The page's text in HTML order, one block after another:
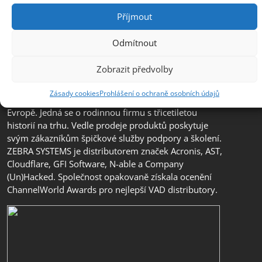
Příjmout
Odmítnout
Zobrazit předvolby
Zásady cookiesProhlášení o ochraně osobních údajů
distributorem s přidanou hodnotou (VAD) v segmentu
České republice, na Slovensku a v jihovýchodní
Evropě. Jedná se o rodinnou firmu s třicetiletou
historií na trhu. Vedle prodeje produktů poskytuje
svým zákazníkům špičkové služby podpory a školení.
ZEBRA SYSTEMS je distributorem značek Acronis, AST,
Cloudflare, GFI Software, N-able a Company
(Un)Hacked. Společnost opakovaně získala ocenění
ChannelWorld Awards pro nejlepší VAD distributory.